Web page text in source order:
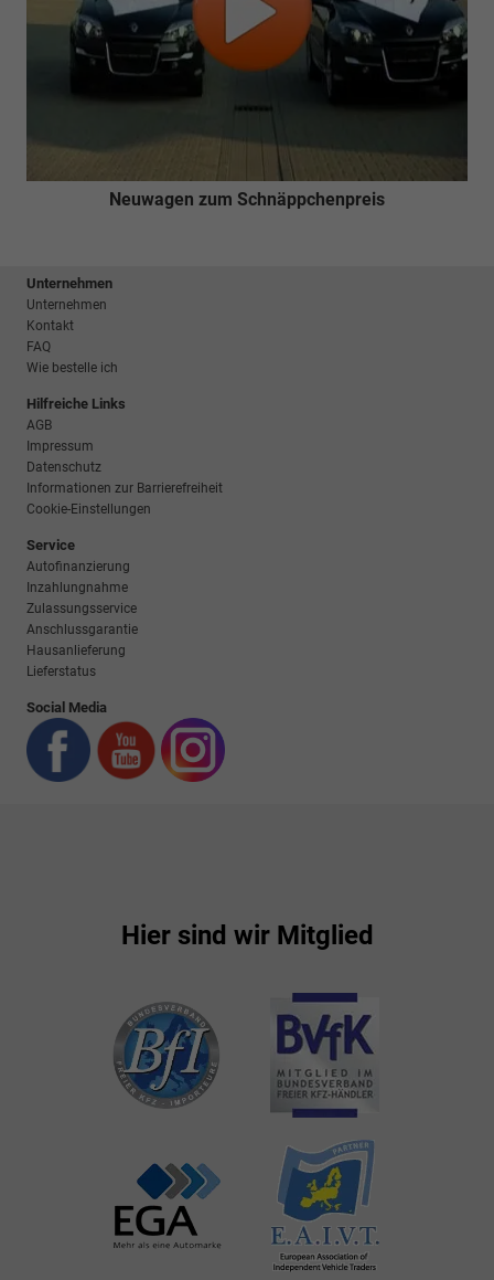
Neuwagen zum Schnäppchenpreis
Unternehmen
Unternehmen
Kontakt
FAQ
Wie bestelle ich
Hilfreiche Links
AGB
Impressum
Datenschutz
Informationen zur Barrierefreiheit
Cookie-Einstellungen
Service
Autofinanzierung
Inzahlungnahme
Zulassungsservice
Anschlussgarantie
Hausanlieferung
Lieferstatus
Social Media
Hier sind wir Mitglied